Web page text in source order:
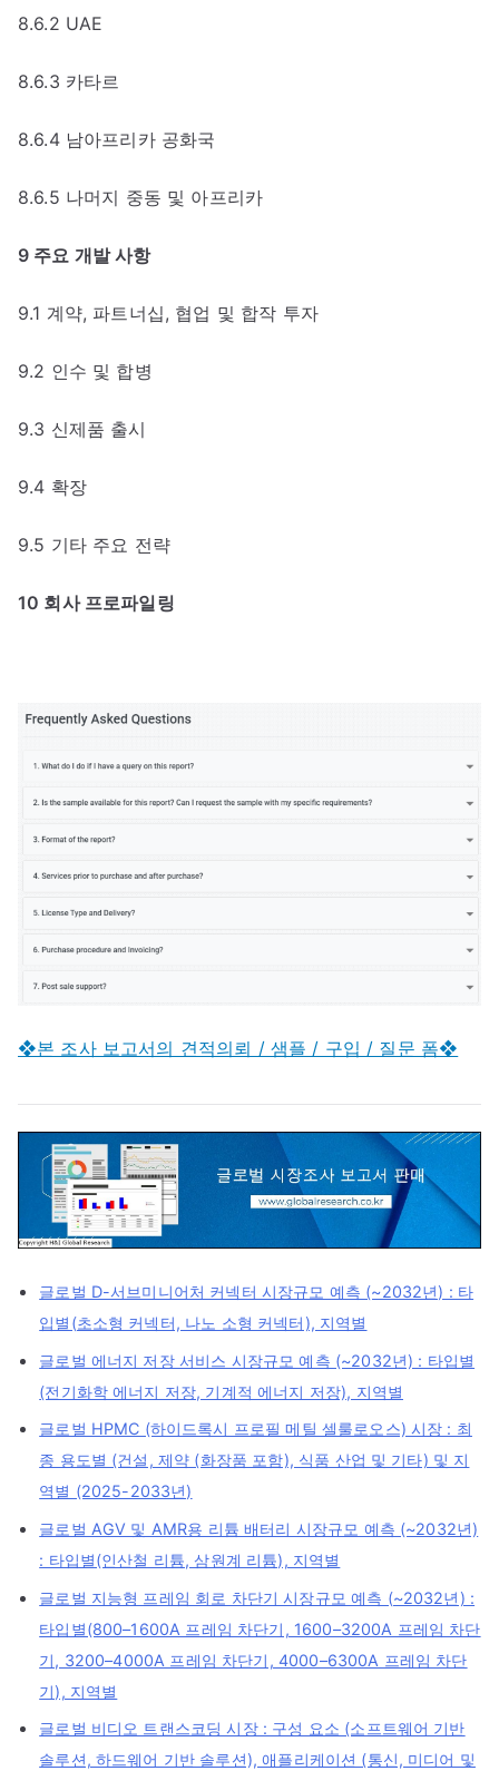
8.6.2 UAE
8.6.3 카타르
8.6.4 남아프리카 공화국
8.6.5 나머지 중동 및 아프리카
9 주요 개발 사항
9.1 계약, 파트너십, 협업 및 합작 투자
9.2 인수 및 합병
9.3 신제품 출시
9.4 확장
9.5 기타 주요 전략
10 회사 프로파일링
❖본 조사 보고서의 견적의뢰 / 샘플 / 구입 / 질문 폼❖
글로벌 D-서브미니어처 커넥터 시장규모 예측 (~2032년) : 타
입별(초소형 커넥터, 나노 소형 커넥터), 지역별
글로벌 에너지 저장 서비스 시장규모 예측 (~2032년) : 타입별
(전기화학 에너지 저장, 기계적 에너지 저장), 지역별
글로벌 HPMC (하이드록시 프로필 메틸 셀룰로오스) 시장 : 최
종 용도별 (건설, 제약 (화장품 포함), 식품 산업 및 기타) 및 지
역별 (2025-2033년)
글로벌 AGV 및 AMR용 리튬 배터리 시장규모 예측 (~2032년)
: 타입별(인산철 리튬, 삼원계 리튬), 지역별
글로벌 지능형 프레임 회로 차단기 시장규모 예측 (~2032년) :
타입별(800–1600A 프레임 차단기, 1600–3200A 프레임 차단
기, 3200–4000A 프레임 차단기, 4000–6300A 프레임 차단
기), 지역별
글로벌 비디오 트랜스코딩 시장 : 구성 요소 (소프트웨어 기반
솔루션, 하드웨어 기반 솔루션), 애플리케이션 (통신, 미디어 및